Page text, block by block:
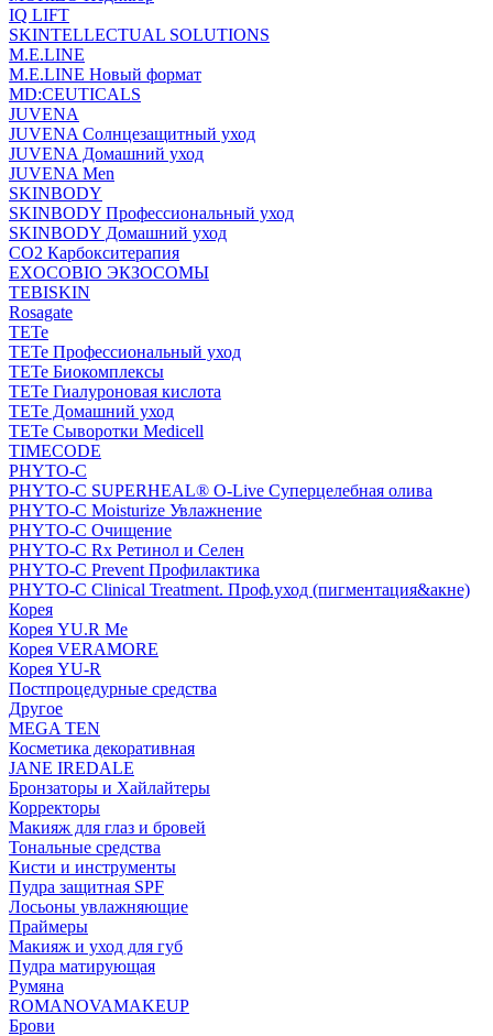
IQ LIFT
SKINTELLECTUAL SOLUTIONS
M.E.LINE
M.E.LINE Новый формат
MD:CEUTICALS
JUVENA
JUVENA Солнцезащитный уход
JUVENA Домашний уход
JUVENA Men
SKINBODY
SKINBODY Профессиональный уход
SKINBODY Домашний уход
CO2 Карбокситерапия
EXOCOBIO ЭКЗОСОМЫ
TEBISKIN
Rosagate
TETe
TETe Профессиональный уход
TETe Биокомплексы
TETe Гиалуроновая кислота
TETe Домашний уход
TETe Сыворотки Medicell
TIMECODE
PHYTO-C
PHYTO-C SUPERHEAL® O-Live Суперцелебная олива
PHYTO-C Moisturize Увлажнение
PHYTO-C Очищение
PHYTO-C Rx Ретинол и Селен
PHYTO-C Prevent Профилактика
PHYTO-C Clinical Treatment. Проф.уход (пигментация&акне)
Корея
Корея YU.R Me
Корея VERAMORE
Корея YU-R
Постпроцедурные средства
Другое
MEGA TEN
Косметика декоративная
JANE IREDALE
Бронзаторы и Хайлайтеры
Корректоры
Макияж для глаз и бровей
Тональные средства
Кисти и инструменты
Пудра защитная SPF
Лосьоны увлажняющие
Праймеры
Макияж и уход для губ
Пудра матирующая
Румяна
ROMANOVAMAKEUP
Брови